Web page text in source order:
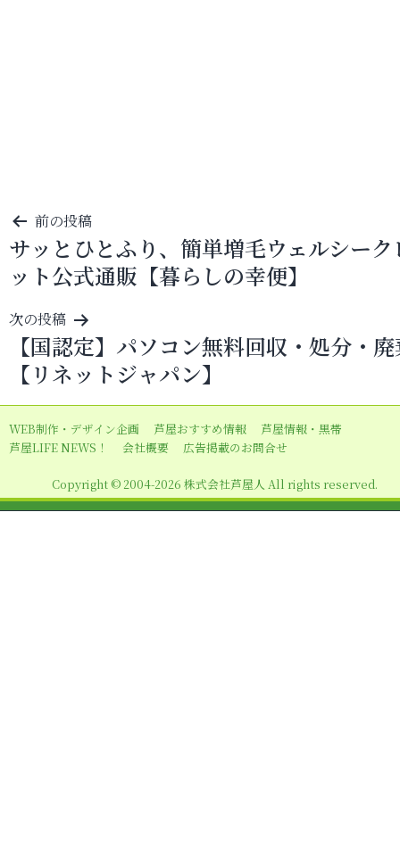
投
稿
ナ
ビ
ゲ
ー
シ
ョ
ン
前の投稿
サッとひとふり、簡単増毛ウェルシーク
ット公式通販【暮らしの幸便】
次の投稿
【国認定】パソコン無料回収・処分・
【リネットジャパン】
WEB制作・デザイン企画 芦屋おすすめ情報
芦屋情報・黒帯
芦屋LIFE NEWS！
会社概要 広告掲載のお問合せ
Copyright © 2004-2026 株式会社芦屋人 All rights reserved.